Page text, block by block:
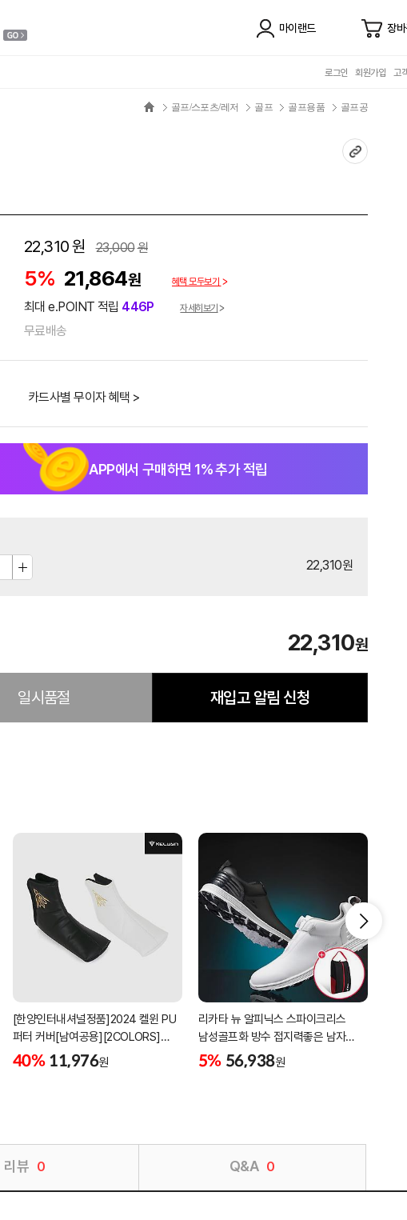
마이랜드 장
로그인 회원가입 고
골프/스포츠/레저 골프 골프용품 골프공
22,310원 23,000원
5% 21,864원 혜택 모두보기
최대 e.POINT 적립 446P 자세히보기
무료배송
카드사별 무이자 혜택 >
APP에서 구매하면 1% 추가 적립
22,310원
22,310원
일시품절 재입고 알림 신청
[한양인터내셔널정품]2024 켈윈 PU
퍼터 커버[남여공용][2COLORS]
[KW-PC320]
40% 11,976원
리카타 뉴 알피닉스 스파이크리스
남성골프화 방수 접지력좋은 남자
골프신발 C27102/신발가방제공
5% 56,938원
리뷰 0 Q&A 0